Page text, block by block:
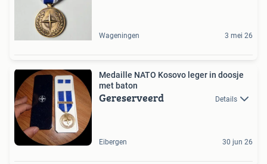
Wageningen 3 mei 26
Medaille NATO Kosovo leger in doosje
met baton
Gereserveerd Details
Eibergen 30 jun 26